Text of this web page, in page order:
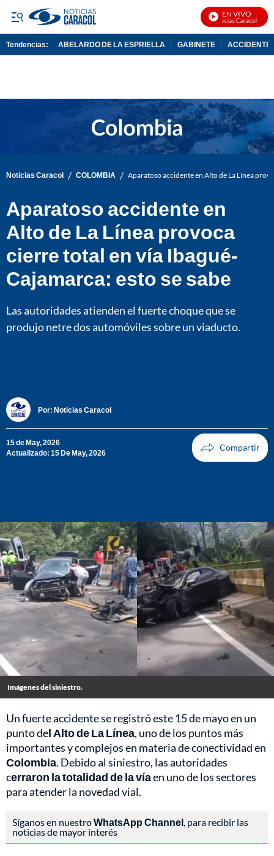
EN VIVO
Noticias Caracol En
Tendencias: ABELARDO DE LA ESPRIELLA GABINETE ACCIDENTE
Noticias Caracol / COLOMBIA / Aparatoso accidente en Alto de La Línea
Aparatoso accidente en
Alto de La Línea provoca
cierre total en vía Ibagué-
Cajamarca: esto se sabe
Las autoridades atienden el fuerte choque que se
produjo netre dos automóviles sobre un viaducto.
Por: Noticias Caracol
15 de May, 2026
Actualizado: 15 De May, 2026
Imágenes del siniestro.
Un fuerte accidente se registró este 15 de mayo en un
punto del Alto de La Línea, uno de los puntos más
importantes y complejos en materia de conectividad en
Colombia. Debido al siniestro, las autoridades
cerraron la totalidad de la víaen uno de los sectores
para atender la novedad vial.
Síganos en nuestroWhatsApp Channel, para recibir las
noticias de mayor interés